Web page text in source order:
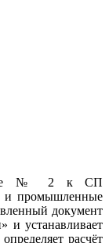
№ 2 к СП
и промышленные
документ
и устанавливает
расчёт